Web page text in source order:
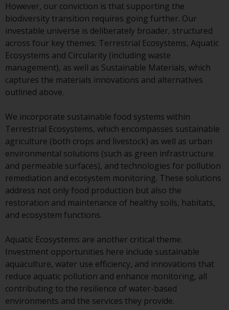
oder am Sitz oder Wohnsitz des
Anlegers.
Bestimmte Personen haben
möglicherweise Zugang zu
Informationen über Redwheel
Funds, eine
Investmentgesellschaft, die als
Capital Variable“ nach
luxemburgischem Recht
gegründet wurde. Die Teilfonds
von Redwheel Funds, auf die auf
der Website verwiesen wird,
werden nur durch den aktuellen
Verkaufsprospekt angeboten. Der
Verkaufsprospekt enthält
vollständigere Informationen
der Anlageziele, Gebühren und
Ausgaben. Der Verkaufsprospekt
und andere Informationen zu den
Teilfonds werden jedoch nicht
absichtlich an Personen in
Ländern verteilt, in denen eine
However, our conviction is that supporting the
biodiversity transition requires going further. Our
investable universe is deliberately broader, structured
across four key themes: Terrestrial Ecosystems, Aquatic
Ecosystems and Circularity (including waste
management), as well as Sustainable Materials, which
captures the materials innovations and alternatives
outlined above.
We incorporate sustainable food systems within
Terrestrial Ecosystems, which encompasses sustainable
agriculture (both crops and livestock) as well as urban
environmental solutions (such as green infrastructure
and permeable surfaces), and technologies for pollution
remediation and ecosystem monitoring. These solutions
address not only food production but also the
restoration and maintenance of healthy soils, habitats,
and ecosystem functions.
Aquatic Ecosystems are another critical theme.
Investment opportunities here include sustainable
aquaculture, water use efficiency, and innovations that
reduce aquatic pollution and enhance monitoring, all
contributing to the resilience of water-based
environments and the services they provide.